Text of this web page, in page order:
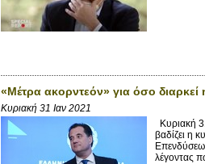
«Μέτρα ακορντεόν» για όσο
Κυριακή 31 Ιαν 2021
Κυριακή
βαδίζει η
λέγοντας